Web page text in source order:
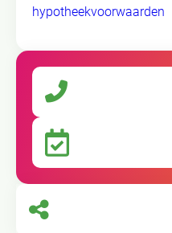
hypotheekvoorwaarden